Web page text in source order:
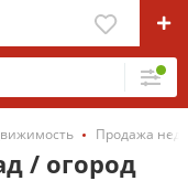
Продажа
/ огород